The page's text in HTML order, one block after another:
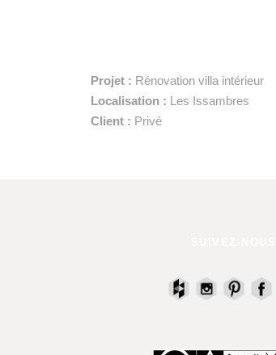
Projet : Rénovation villa intérieur
Localisation : Les Issambres
Client : Privé